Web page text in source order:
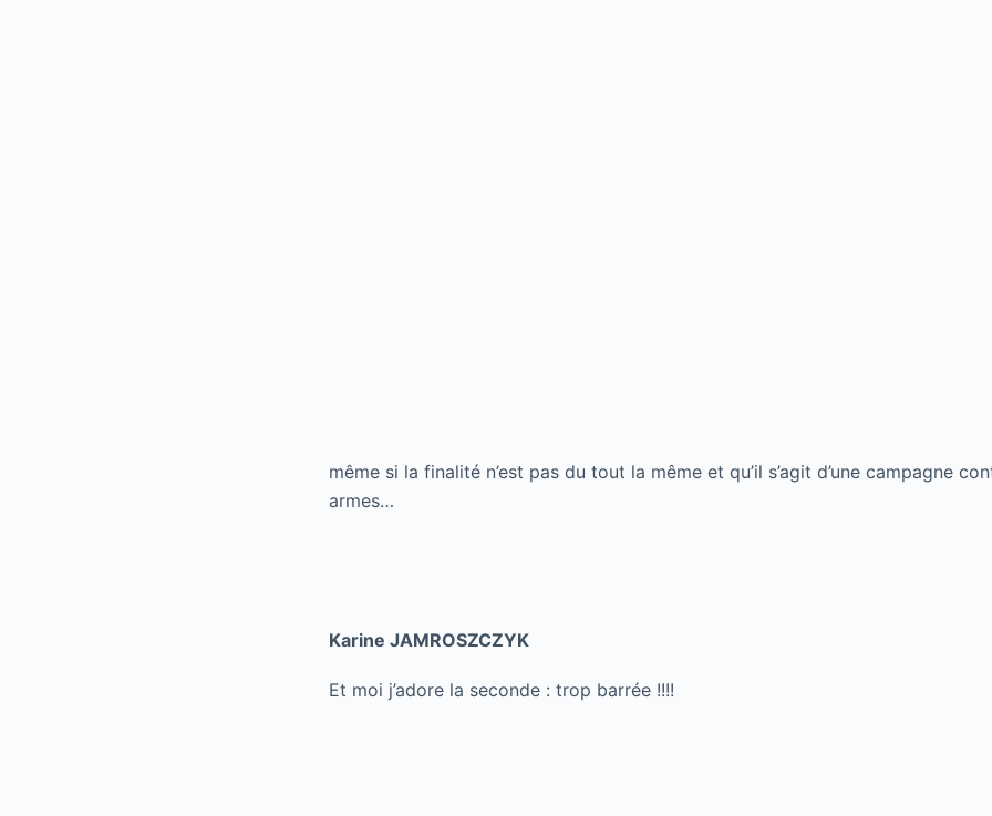
même si la finalité n’est pas du tout la même et qu’il s’agit d’une campagne
armes…
Karine JAMROSZCZYK
Et moi j’adore la seconde : trop barrée !!!!